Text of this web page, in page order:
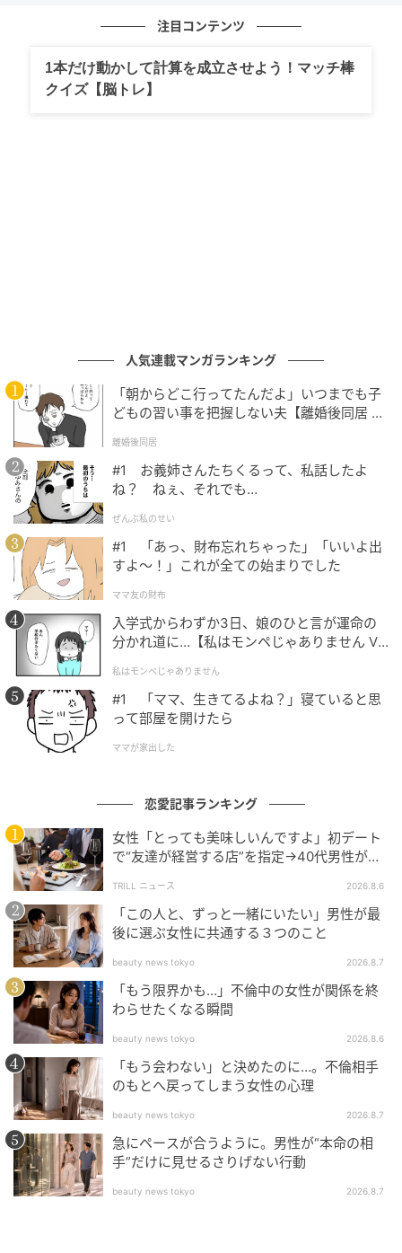
ベビーカレンダー
注目コンテンツ
1本だけ動かして計算を成立させよう！マッチ棒
クイズ【脳トレ】
人気連載マンガランキング
「朝からどこ行ってたんだよ」いつまでも子
どもの習い事を把握しない夫【離婚後同居 Vo
離婚後同居
#1 お義姉さんたちくるって、私話したよ
ね？ ねぇ、それでも…
ぜんぶ私のせい
#1 「あっ、財布忘れちゃった」「いいよ出
すよ〜！」これが全ての始まりでした
ママ友の財布
入学式からわずか3日、娘のひと言が運命の
分かれ道に…【私はモンペじゃありません Vo
私はモンペじゃありません
#1 「ママ、生きてるよね？」寝ていると思
って部屋を開けたら
ママが家出した
恋愛記事ランキング
女性「とっても美味しいんですよ」初デート
で“友達が経営する店”を指定→40代男性が向
TRILL ニュース 2026.8.6
「この人と、ずっと一緒にいたい」男性が最
後に選ぶ女性に共通する３つのこと
beauty news tokyo 2026.8.7
「もう限界かも…」不倫中の女性が関係を終
わらせたくなる瞬間
beauty news tokyo 2026.8.6
「もう会わない」と決めたのに…。不倫相手
のもとへ戻ってしまう女性の心理
beauty news tokyo 2026.8.7
急にペースが合うように。男性が“本命の相
手”だけに見せるさりげない行動
beauty news tokyo 2026.8.7